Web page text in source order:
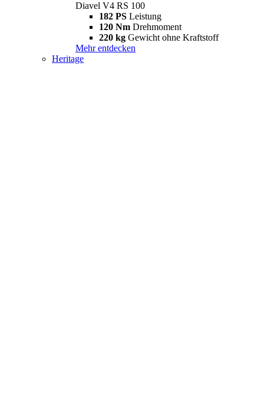
Diavel V4 RS 100
182 PS Leistung
120 Nm Drehmoment
220 kg Gewicht ohne Kraftstoff
Mehr entdecken
Heritage